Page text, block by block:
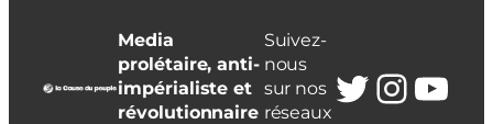
Media
prolétaire, anti-
impérialiste et
révolutionnaire
Suivez-
nous
sur nos
réseaux
Twitter